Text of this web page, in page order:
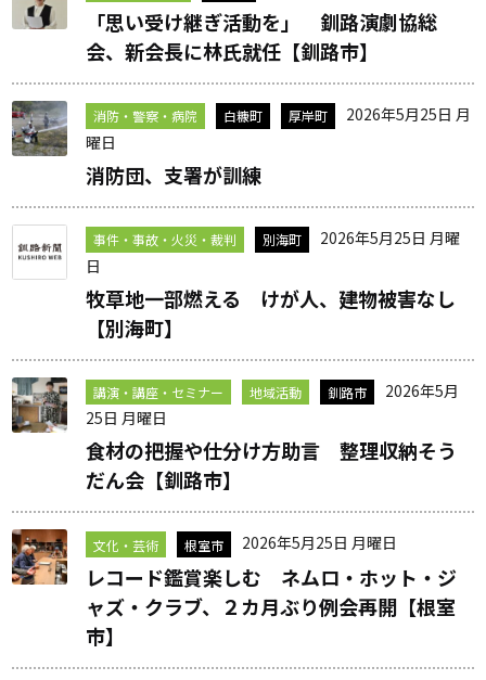
「思い受け継ぎ活動を」 釧路演劇協総
会、新会長に林氏就任【釧路市】
消防・警察・病院 白糠町 厚岸町
2026年5月25日 月
曜日
消防団、支署が訓練
事件・事故・火災・裁判 別海町
2026年5月25日 月曜
日
牧草地一部燃える けが人、建物被害なし
【別海町】
講演・講座・セミナー 地域活動 釧路市
2026年5月
25日 月曜日
食材の把握や仕分け方助言 整理収納そう
だん会【釧路市】
文化・芸術 根室市 2026年5月25日 月曜日
レコード鑑賞楽しむ ネムロ・ホット・ジ
ャズ・クラブ、２カ月ぶり例会再開【根室
市】